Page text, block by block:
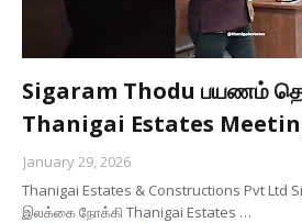
Sigaram Thodu பயணம்
Thanigai Estates
January 29, 2026
Thanigai Estates & Constructions Pvt Ltd
இலக்கை நோக்கி Thanigai Estates …